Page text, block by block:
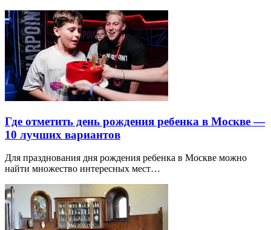
Где отметить день рождения ребенка в Москве —
10 лучших вариантов
Для празднования дня рождения ребенка в Москве можно
найти множество интересных мест…